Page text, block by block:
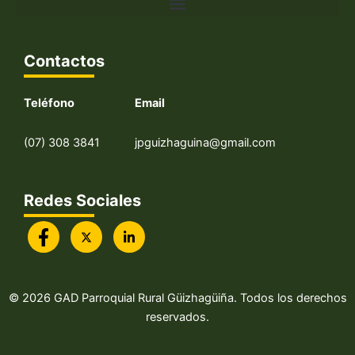
Contactos
Teléfono
(07) 308 3841
Email
jpguizhaguina@gmail.com
Redes Sociales
© 2026 GAD Parroquial Rural Güizhagüiña. Todos los derechos
reservados.